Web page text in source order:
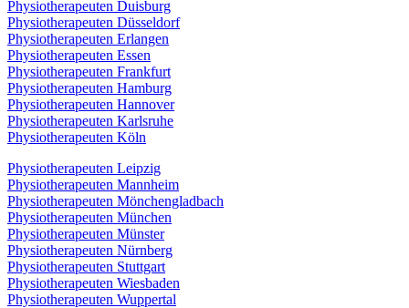
Physiotherapeuten Duisburg
Physiotherapeuten Düsseldorf
Physiotherapeuten Erlangen
Physiotherapeuten Essen
Physiotherapeuten Frankfurt
Physiotherapeuten Hamburg
Physiotherapeuten Hannover
Physiotherapeuten Karlsruhe
Physiotherapeuten Köln
Physiotherapeuten Leipzig
Physiotherapeuten Mannheim
Physiotherapeuten Mönchengladbach
Physiotherapeuten München
Physiotherapeuten Münster
Physiotherapeuten Nürnberg
Physiotherapeuten Stuttgart
Physiotherapeuten Wiesbaden
Physiotherapeuten Wuppertal